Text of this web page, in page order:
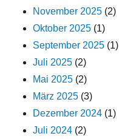
November 2025 (2)
Oktober 2025 (1)
September 2025 (1)
Juli 2025 (2)
Mai 2025 (2)
März 2025 (3)
Dezember 2024 (1)
Juli 2024 (2)